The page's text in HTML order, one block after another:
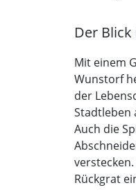
Der
Mit einem
Wunstorf
der
Stadtleben
Auch die
Rückgrat